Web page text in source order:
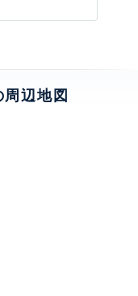
辺地図